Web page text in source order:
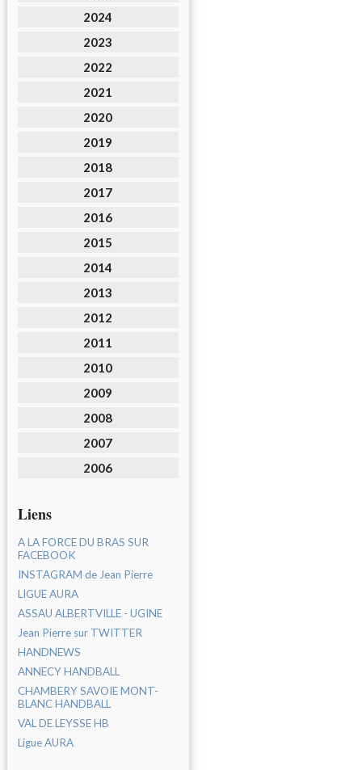
2024
2023
2022
2021
2020
2019
2018
2017
2016
2015
2014
2013
2012
2011
2010
2009
2008
2007
2006
Liens
A LA FORCE DU BRAS SUR
FACEBOOK
INSTAGRAM de Jean Pierre
LIGUE AURA
ASSAU ALBERTVILLE - UGINE
Jean Pierre sur TWITTER
HANDNEWS
ANNECY HANDBALL
CHAMBERY SAVOIE MONT-
BLANC HANDBALL
VAL DE LEYSSE HB
Ligue AURA